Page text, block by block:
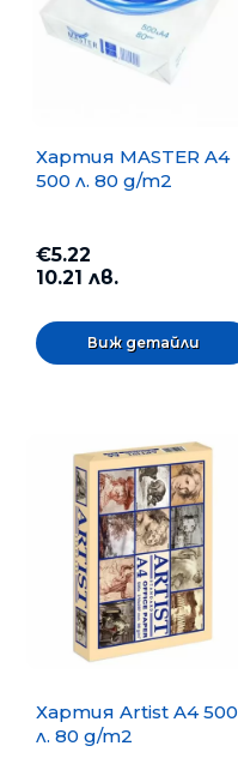
Хартия MASTER A4
500 л. 80 g/m2
€5.22
10.21 лв.
Виж детайли
Хартия Artist A4 500
л. 80 g/m2